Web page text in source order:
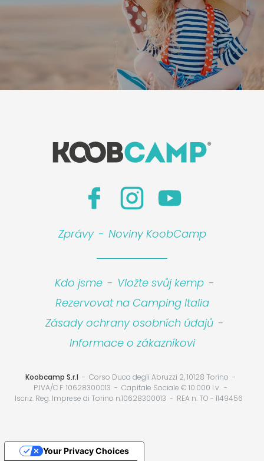
Zprávy - Noviny KoobCamp
Kdo jsme - Vložte svůj kemp -
Rezervovat na Camping Italia
Zásady ochrany osobních údajů -
Informace o zákazníkovi
Koobcamp S.r.l
Corso Duca degli Abruzzi 2, 10128 Torino
P.IVA/C.F. 10628300013
Capitale Sociale € 10.000 i.v.
Iscriz. Reg. Imprese di Torino n.10628300013
REA n. TO - 1149456
Your Privacy Choices